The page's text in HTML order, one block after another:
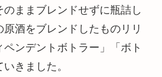
のままブレンドせずに瓶詰し
酒をブレンドしたものリリ
ンデントボトラー」「ボト
きました。